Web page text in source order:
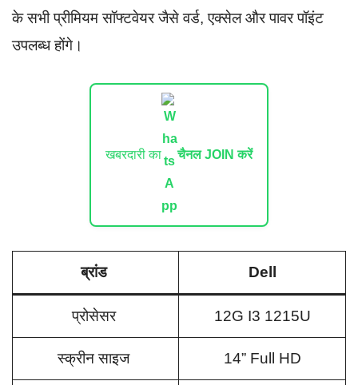
के सभी प्रीमियम सॉफ्टवेयर जैसे वर्ड, एक्सेल और पावर पॉइंट
उपलब्ध होंगे।
खबरदारी का चैनल JOIN करें
ब्रांड Dell
प्रोसेसर 12G I3 1215U
स्क्रीन साइज 14” Full HD